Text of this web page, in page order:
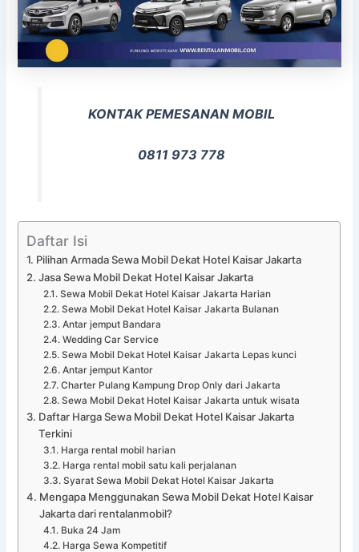
KONTAK PEMESANAN MOBIL
0811 973 778
Daftar Isi
Pilihan Armada Sewa Mobil Dekat Hotel Kaisar Jakarta
Jasa Sewa Mobil Dekat Hotel Kaisar Jakarta
Sewa Mobil Dekat Hotel Kaisar Jakarta Harian
Sewa Mobil Dekat Hotel Kaisar Jakarta Bulanan
Antar jemput Bandara
Wedding Car Service
Sewa Mobil Dekat Hotel Kaisar Jakarta Lepas kunci
Antar jemput Kantor
Charter Pulang Kampung Drop Only dari Jakarta
Sewa Mobil Dekat Hotel Kaisar Jakarta untuk wisata
Daftar Harga Sewa Mobil Dekat Hotel Kaisar Jakarta
Terkini
Harga rental mobil harian
Harga rental mobil satu kali perjalanan
Syarat Sewa Mobil Dekat Hotel Kaisar Jakarta
Mengapa Menggunakan Sewa Mobil Dekat Hotel Kaisar
Jakarta dari rentalanmobil?
Buka 24 Jam
Harga Sewa Kompetitif